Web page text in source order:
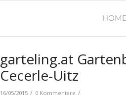
HOME
garteling.at
Cecerle-Uitz
16/05/2015 / 0 Kommentare /